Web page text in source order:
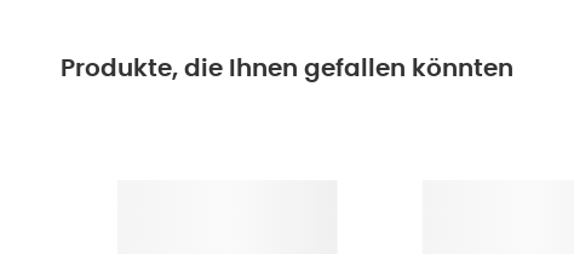
Produkte, die Ihnen gefallen könnten